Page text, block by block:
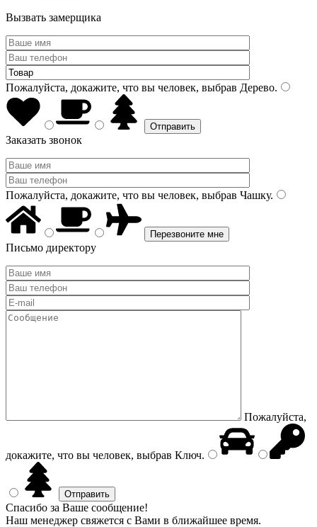
Вызвать замерщика
Пожалуйста, докажите, что вы человек, выбрав Дерево.
Заказать звонок
Пожалуйста, докажите, что вы человек, выбрав Чашку.
Письмо директору
Пожалуйста,
докажите, что вы человек, выбрав Ключ.
Спасибо за Ваше сообщение!
Наш менеджер свяжется с Вами в ближайшее время.